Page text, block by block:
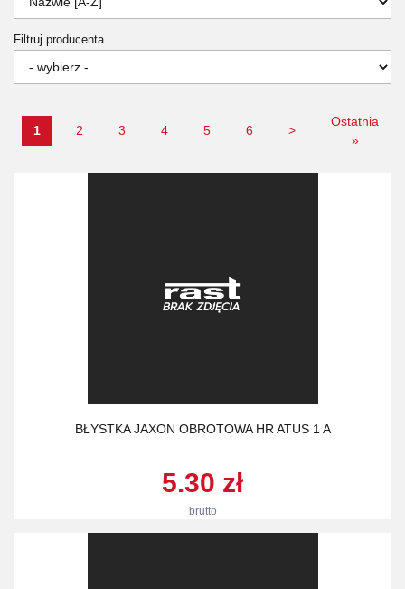
Filtruj producenta
1 2 3 4 5 6 >
Ostatnia
»
BŁYSTKA JAXON OBROTOWA HR ATUS 1 A
5.30 zł
brutto